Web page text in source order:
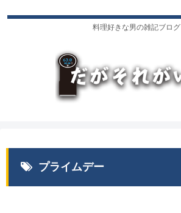
料理好きな男の雑記ブログ
プライムデー